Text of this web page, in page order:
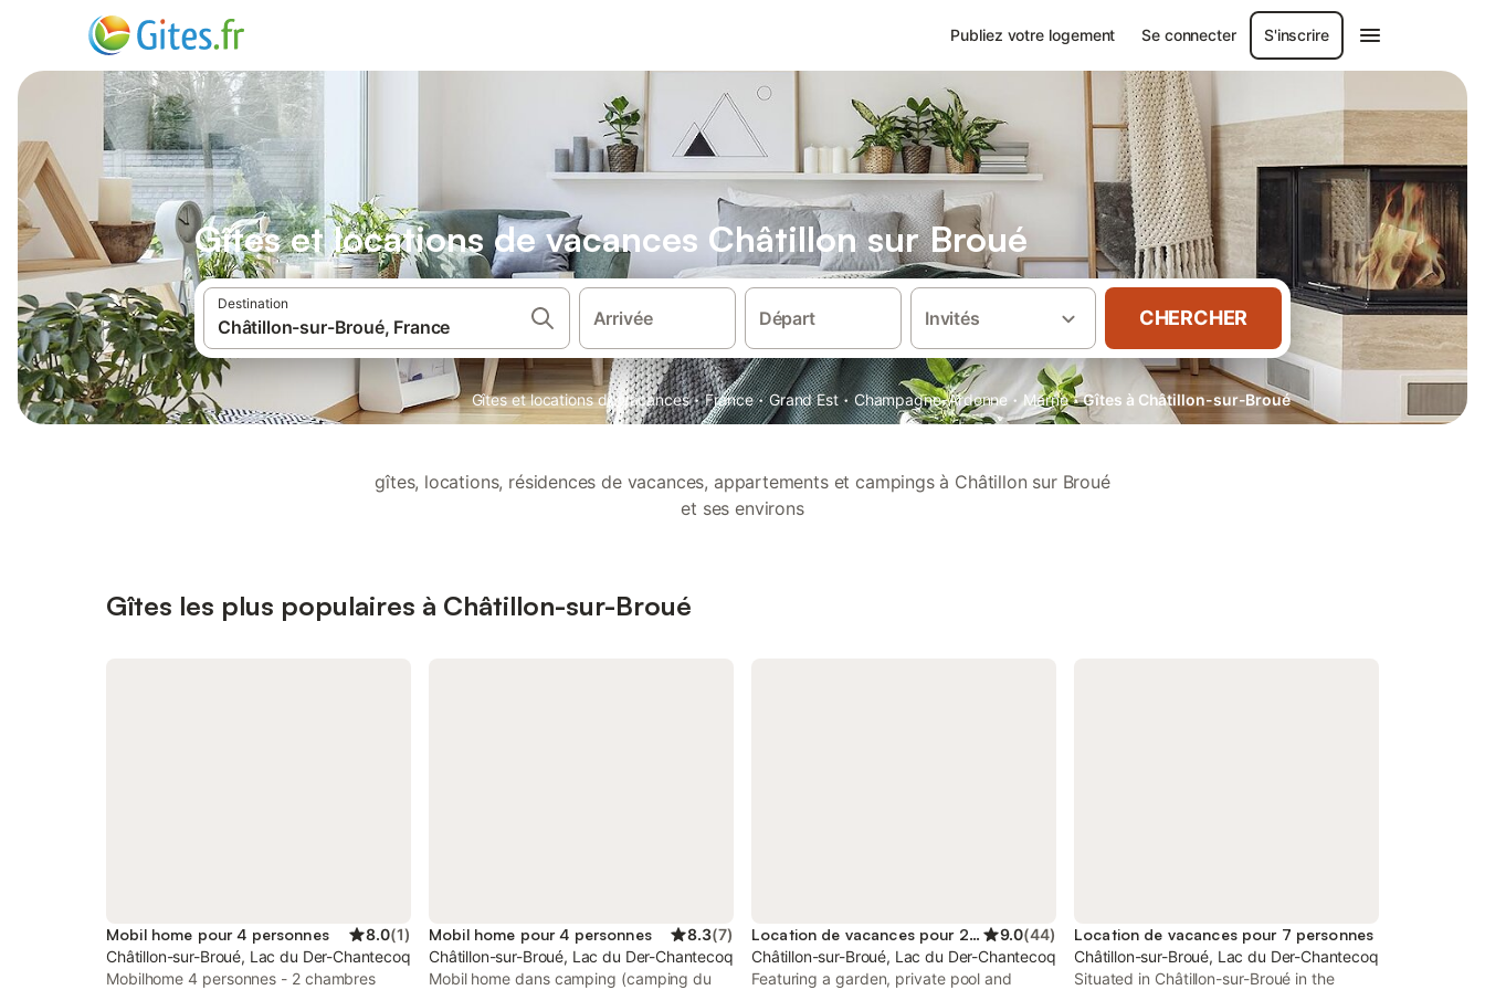
Publiez votre logement Se connecter S'inscrire
Gîtes et locations de vacances Châtillon sur Broué
Destination
Arrivée Départ Invités CHERCHER
Gîtes et locations de vacances · France · Grand Est · Champagne-Ardenne · Marne · Gîtes à Châtillon-sur-Broué
gîtes, locations, résidences de vacances, appartements et campings à Châtillon sur Broué
et ses environs
Gîtes les plus populaires à Châtillon-sur-Broué
Mobil home pour 4 personnes 8.0(1)
Châtillon-sur-Broué, Lac du Der-Chantecoq
Mobilhome 4 personnes - 2 chambres
Mobil home pour 4 personnes 8.3(7)
Châtillon-sur-Broué, Lac du Der-Chantecoq
Mobil home dans camping (camping du
Location de vacances pour 2 personnes 9.0(44)
Châtillon-sur-Broué, Lac du Der-Chantecoq
Featuring a garden, private pool and
Location de vacances pour 7 personnes
Châtillon-sur-Broué, Lac du Der-Chantecoq
Situated in Châtillon-sur-Broué in the